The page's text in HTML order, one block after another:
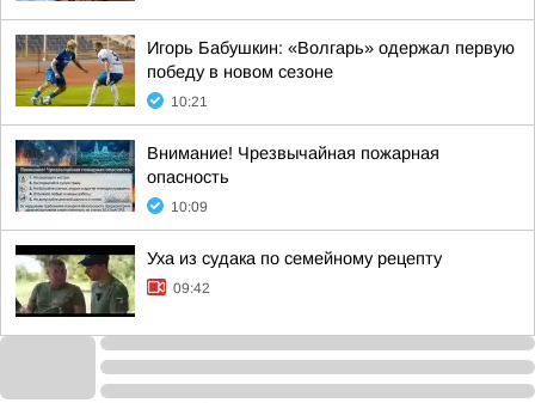
Игорь Бабушкин: «Волгарь» одержал первую
победу в новом сезоне
10:21
Внимание! Чрезвычайная пожарная
опасность
10:09
Уха из судака по семейному рецепту
09:42